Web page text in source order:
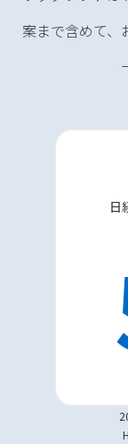
案まで含めて、
日